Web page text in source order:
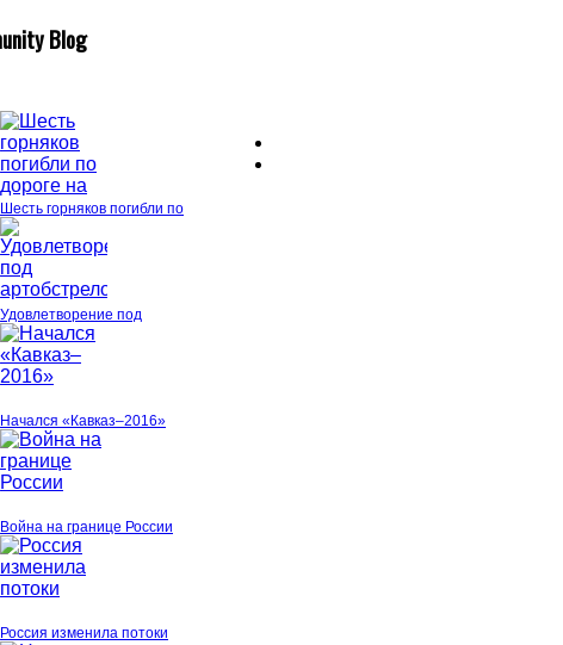
Blog
Шесть горняков погибли по
Удовлетворение под
Начался «Кавказ–2016»
Война на границе России
Россия изменила потоки